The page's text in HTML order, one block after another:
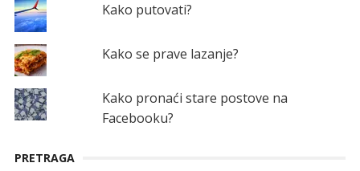
Kako putovati?
Kako se prave lazanje?
Kako pronaći stare postove na
Facebooku?
PRETRAGA